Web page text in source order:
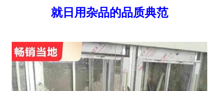
就日用杂品的品质典范